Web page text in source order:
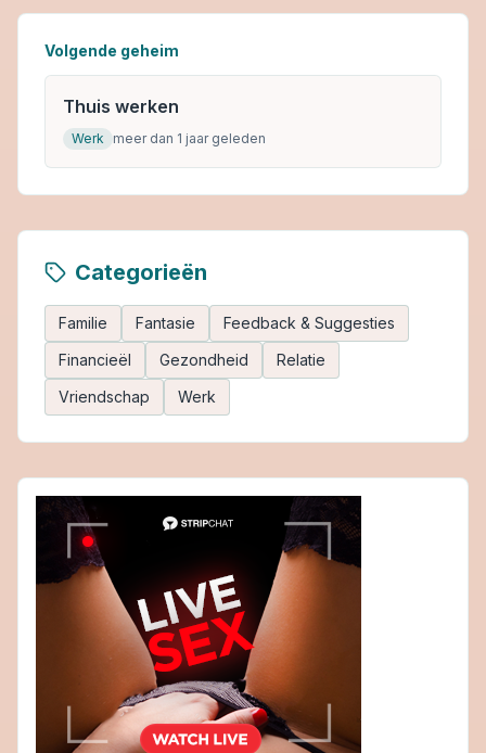
Volgende geheim
Thuis werken
Werk meer dan 1 jaar geleden
Categorieën
Familie Fantasie
Feedback & Suggesties
Financieël
Gezondheid
Relatie
Vriendschap
Werk